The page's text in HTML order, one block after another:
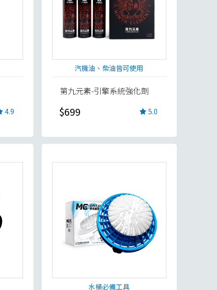
4.9
汽機油、柴油皆可使用
第九元素-引擎系統強化劑
$699 5.0
水桶必備工具